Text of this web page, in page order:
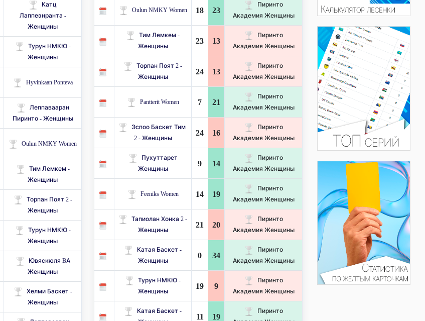
Катц
Лаппеэнранта -
Женщины
Турун НМКЮ -
Женщины
Hyvinkaan Ponteva
Леппавааран
Пиринто - Женщины
Oulun NMKY Women
Тим Лемкем -
Женщины
Торпан Поят 2 -
Женщины
Турун НМКЮ -
Женщины
Ювяскюля BA
Женщины
Хелми Баскет -
Женщины
Oulun NMKY Women 18 23
Пиринто
Академия Женщины
Тим Лемкем -
Женщины
23 13
Пиринто
Академия Женщины
Торпан Поят 2 -
Женщины
24 13
Пиринто
Академия Женщины
Pantterit Women 7 21
Пиринто
Академия Женщины
Эспоо Баскет Тим ​​
2 - Женщины
24 16
Пиринто
Академия Женщины
Пухуттарет
Женщины
9 14
Пиринто
Академия Женщины
Feeniks Women 14 19
Пиринто
Академия Женщины
Тапиолан Хонка 2 -
Женщины
21 20
Пиринто
Академия Женщины
Катая Баскет -
Женщины
0 34
Пиринто
Академия Женщины
Турун НМКЮ -
Женщины
19 9
Пиринто
Академия Женщины
Катая Баскет -
11 19
Пиринто